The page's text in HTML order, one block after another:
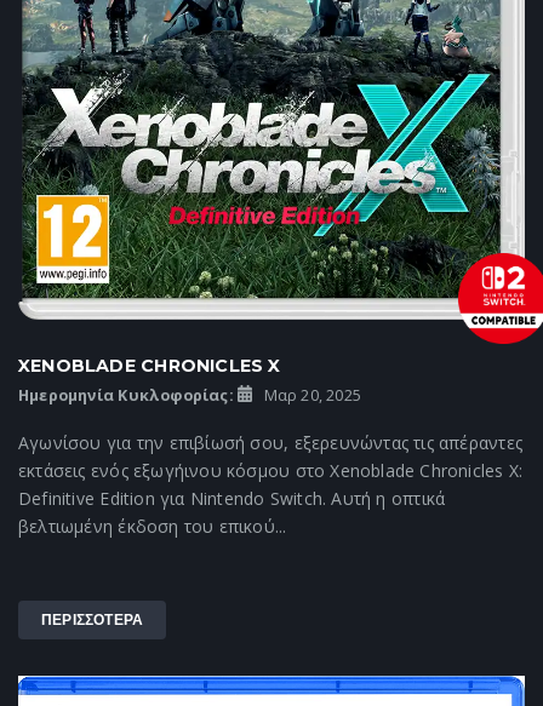
XENOBLADE CHRONICLES X
Ημερομηνία Κυκλοφορίας: Μαρ 20, 2025
Αγωνίσου για την επιβίωσή σου, εξερευνώντας τις απέραντες
εκτάσεις ενός εξωγήινου κόσμου στο Xenoblade Chronicles X:
Definitive Edition για Nintendo Switch. Αυτή η οπτικά
βελτιωμένη έκδοση του επικού...
ΠΕΡΙΣΣΟΤΕΡΑ